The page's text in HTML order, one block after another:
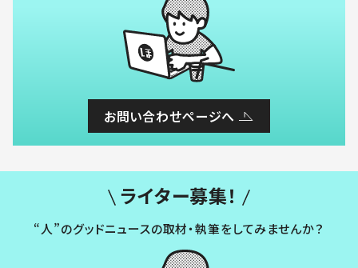
お問い合わせページへ
ライター募集！
“人”のグッドニュースの取材・執筆をしてみませんか？